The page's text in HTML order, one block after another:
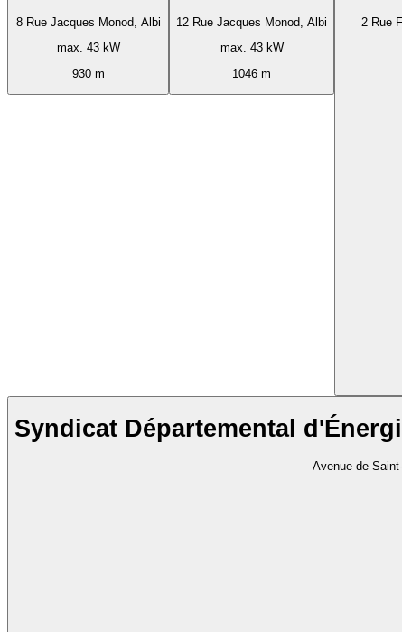
8 Rue Jacques Monod, Albi
max. 43 kW
930 m
12 Rue Jacques Monod, Albi
max. 43 kW
1046 m
2 Rue
Syndicat Départemental
Avenue de